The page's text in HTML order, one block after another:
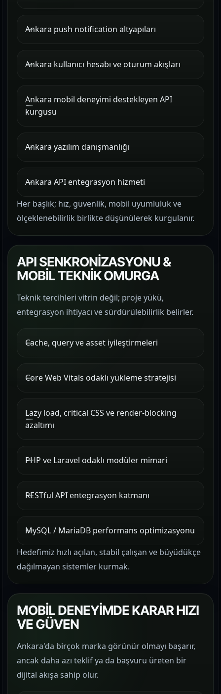
Ankara push notification altyapıları
Ankara kullanıcı hesabı ve oturum akışları
Ankara mobil deneyimi destekleyen API
kurgusu
Ankara yazılım danışmanlığı
Ankara API entegrasyon hizmeti
Her başlık; hız, güvenlik, mobil uyumluluk ve
ölçeklenebilirlik birlikte düşünülerek kurgulanır.
API SENKRONİZASYONU &
MOBİL TEKNİK OMURGA
Teknik tercihleri vitrin değil; proje yükü,
entegrasyon ihtiyacı ve sürdürülebilirlik belirler.
Cache, query ve asset iyileştirmeleri
Core Web Vitals odaklı yükleme stratejisi
Lazy load, critical CSS ve render-blocking
azaltımı
PHP ve Laravel odaklı modüler mimari
RESTful API entegrasyon katmanı
MySQL / MariaDB performans optimizasyonu
Hedefimiz hızlı açılan, stabil çalışan ve büyüdükçe
dağılmayan sistemler kurmak.
MOBİL DENEYİMDE KARAR HIZI
VE GÜVEN
Ankara'da birçok marka görünür olmayı başarır,
ancak daha azı teklif ya da başvuru üreten bir
dijital akışa sahip olur.